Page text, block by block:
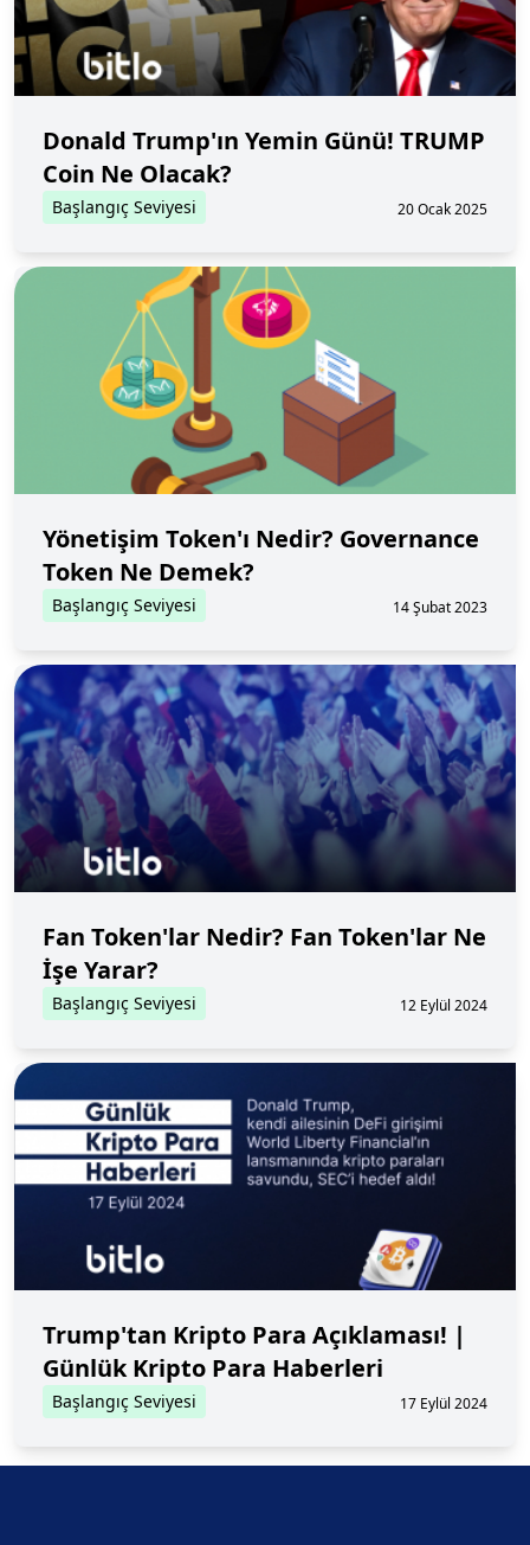
Donald Trump'ın Yemin Günü! TRUMP
Coin Ne Olacak?
Başlangıç Seviyesi 20 Ocak 2025
Yönetişim Token'ı Nedir? Governance
Token Ne Demek?
Başlangıç Seviyesi 14 Şubat 2023
Fan Token'lar Nedir? Fan Token'lar Ne
İşe Yarar?
Başlangıç Seviyesi 12 Eylül 2024
Trump'tan Kripto Para Açıklaması! |
Günlük Kripto Para Haberleri
Başlangıç Seviyesi 17 Eylül 2024